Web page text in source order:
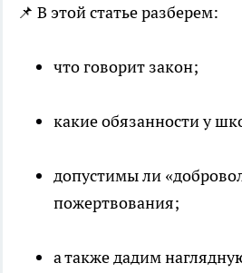
📌 В этой статье разберем:
что говорит закон;
какие обязанности у
допустимы ли
пожертвования;
а также дадим